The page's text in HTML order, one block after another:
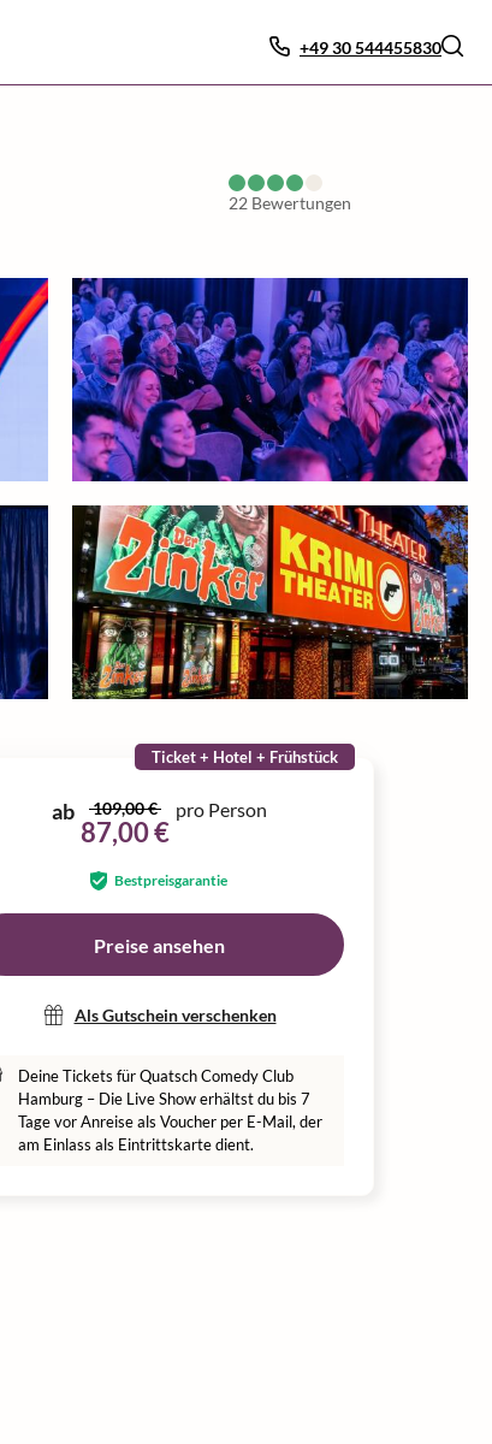
+49 30 544455830
22 Bewertungen
Ticket + Hotel + Frühstück
ab 109,00 €
87,00 €
pro Person
Bestpreisgarantie
Preise ansehen
Als Gutschein verschenken
Deine Tickets für Quatsch Comedy Club
Hamburg – Die Live Show erhältst du bis 7
Tage vor Anreise als Voucher per E-Mail, der
am Einlass als Eintrittskarte dient.